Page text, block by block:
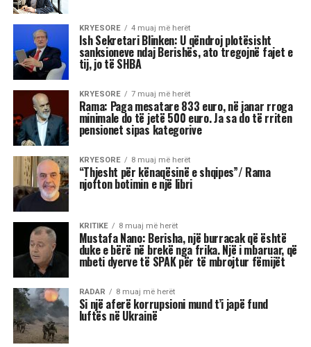
KRYESORE 4 muaj më herët
Ish Sekretari Blinken: U qëndroj plotësisht
sanksioneve ndaj Berishës, ato tregojnë fajet e
tij, jo të SHBA
KRYESORE 7 muaj më herët
Rama: Paga mesatare 833 euro, në janar rroga
minimale do të jetë 500 euro. Ja sa do të rriten
pensionet sipas kategorive
KRYESORE 8 muaj më herët
“Thjesht për kënaqësinë e shqipes”/ Rama
njofton botimin e një libri
KRITIKE 8 muaj më herët
Mustafa Nano: Berisha, një burracak që është
duke e bërë në brekë nga frika. Një i mbaruar, që
mbeti dyerve të SPAK për të mbrojtur fëmijët
RADAR 8 muaj më herët
Si një aferë korrupsioni mund t’i japë fund
luftës në Ukrainë